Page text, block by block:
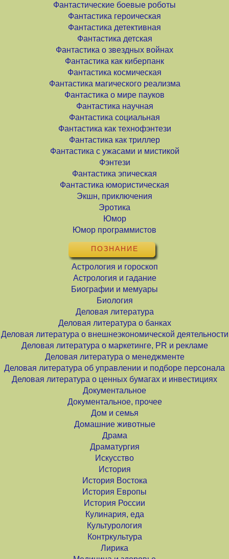
Фантастические боевые роботы
Фантастика героическая
Фантастика детективная
Фантастика детская
Фантастика о звездных войнах
Фантастика как киберпанк
Фантастика космическая
Фантастика магического реализма
Фантастика о мире пауков
Фантастика научная
Фантастика социальная
Фантастика как технофэнтези
Фантастика как триллер
Фантастика с ужасами и мистикой
Фэнтези
Фантастика эпическая
Фантастика юмористическая
Экшн, приключения
Эротика
Юмор
Юмор программистов
ПОЗНАНИЕ
Астрология и гороскоп
Астрология и гадание
Биографии и мемуары
Биология
Деловая литература
Деловая литература о банках
Деловая литература о внешнеэкономической деятельности
Деловая литература о маркетинге, PR и рекламе
Деловая литература о менеджменте
Деловая литература об управлении и подборе персонала
Деловая литература о ценных бумагах и инвестициях
Документальное
Документальное, прочее
Дом и семья
Домашние животные
Драма
Драматургия
Искусство
История
История Востока
История Европы
История России
Кулинария, еда
Культурология
Контркультура
Лирика